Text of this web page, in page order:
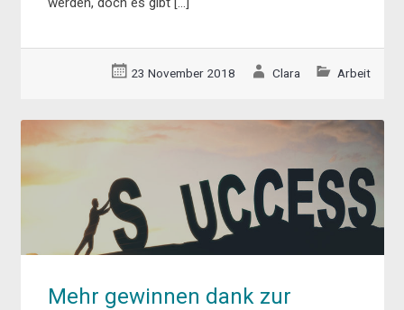
23 November 2018 Clara Arbeit
Mehr gewinnen dank zur